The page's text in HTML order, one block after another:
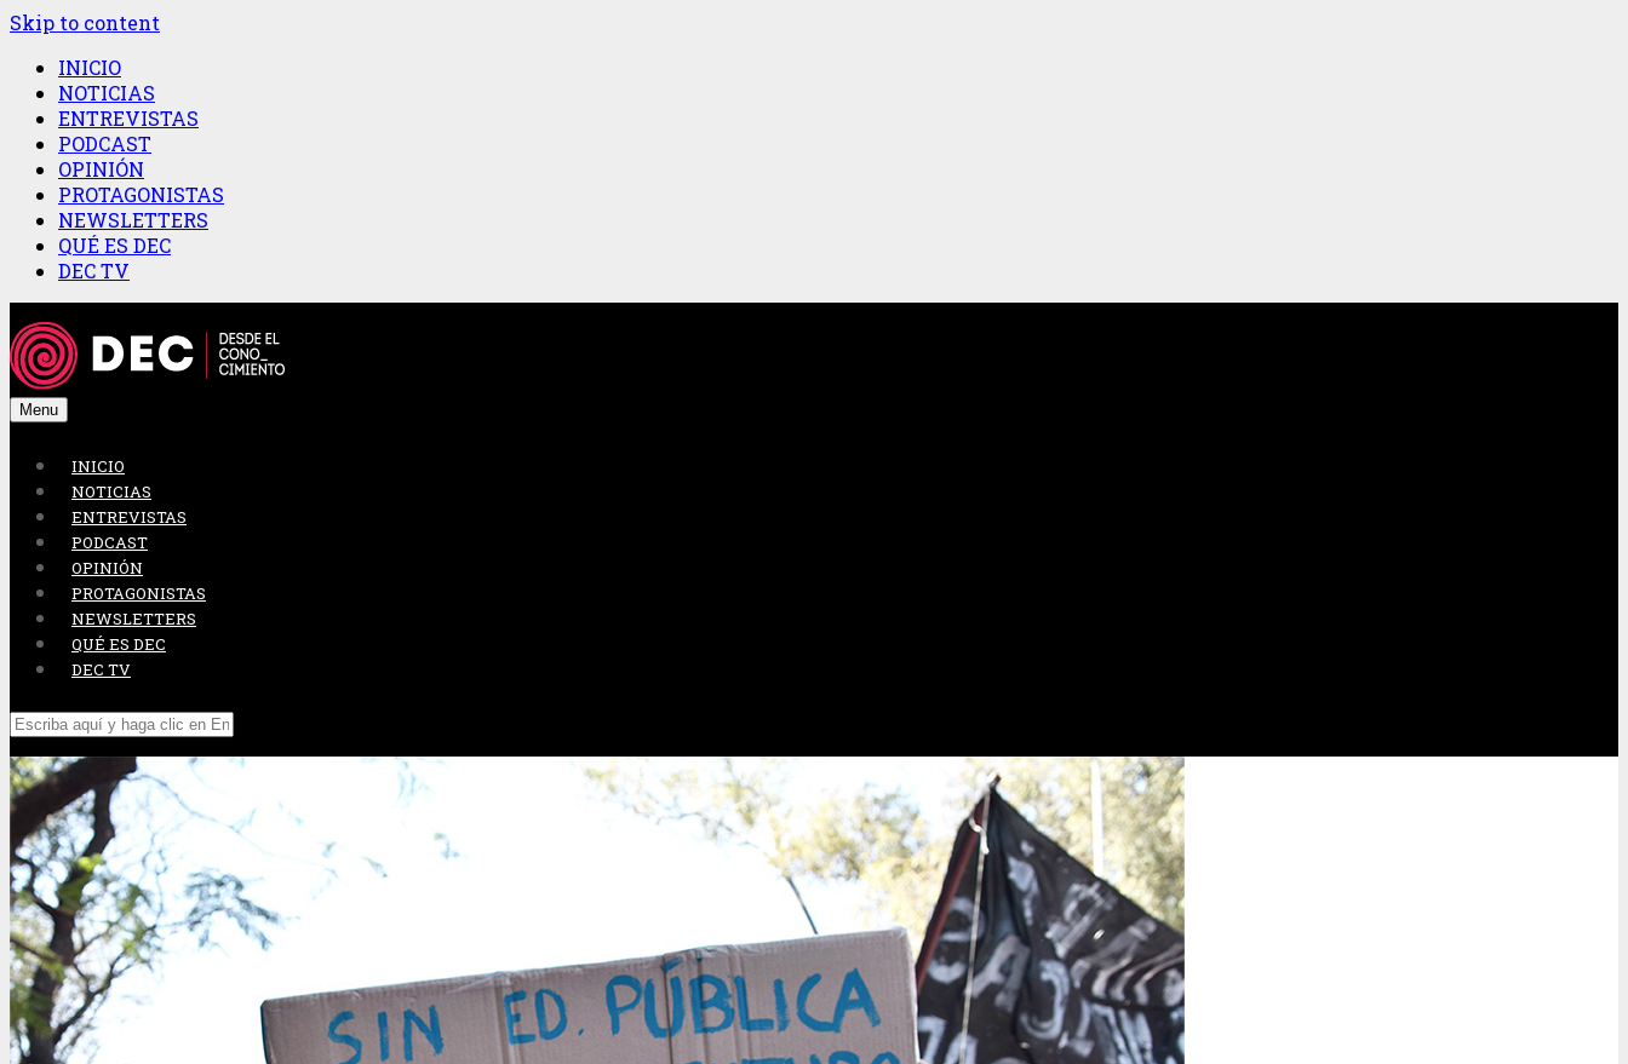
Skip to content
INICIO
NOTICIAS
ENTREVISTAS
PODCAST
OPINIÓN
PROTAGONISTAS
NEWSLETTERS
QUÉ ES DEC
DEC TV
Menu
INICIO
NOTICIAS
ENTREVISTAS
PODCAST
OPINIÓN
PROTAGONISTAS
NEWSLETTERS
QUÉ ES DEC
DEC TV